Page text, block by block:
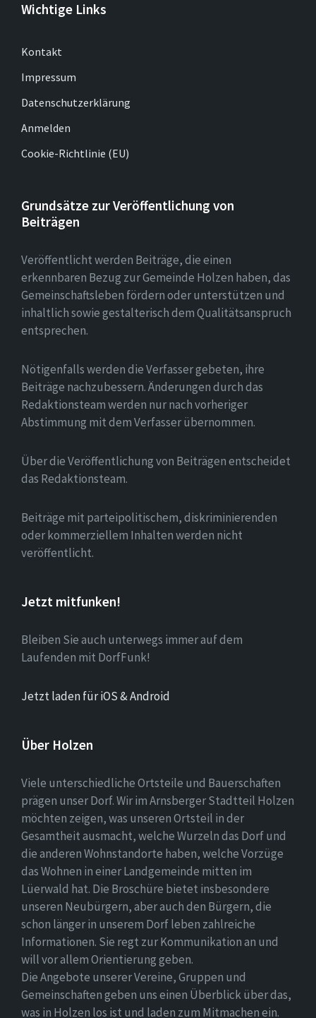
Wichtige Links
Kontakt
Impressum
Datenschutzerklärung
Anmelden
Cookie-Richtlinie (EU)
Grundsätze zur Veröffentlichung von
Beiträgen
Veröffentlicht werden Beiträge, die einen
erkennbaren Bezug zur Gemeinde Holzen haben, das
Gemeinschaftsleben fördern oder unterstützen und
inhaltlich sowie gestalterisch dem Qualitätsanspruch
entsprechen.
Nötigenfalls werden die Verfasser gebeten, ihre
Beiträge nachzubessern. Änderungen durch das
Redaktionsteam werden nur nach vorheriger
Abstimmung mit dem Verfasser übernommen.
Über die Veröffentlichung von Beiträgen entscheidet
das Redaktionsteam.
Beiträge mit parteipolitischem, diskriminierenden
oder kommerziellem Inhalten werden nicht
veröffentlicht.
Jetzt mitfunken!
Bleiben Sie auch unterwegs immer auf dem
Laufenden mit DorfFunk!
Jetzt laden für iOS & Android
Über Holzen
Viele unterschiedliche Ortsteile und Bauerschaften
prägen unser Dorf. Wir im Arnsberger Stadtteil Holzen
möchten zeigen, was unseren Ortsteil in der
Gesamtheit ausmacht, welche Wurzeln das Dorf und
die anderen Wohnstandorte haben, welche Vorzüge
das Wohnen in einer Landgemeinde mitten im
Lüerwald hat. Die Broschüre bietet insbesondere
unseren Neubürgern, aber auch den Bürgern, die
schon länger in unserem Dorf leben zahlreiche
Informationen. Sie regt zur Kommunikation an und
will vor allem Orientierung geben.
Die Angebote unserer Vereine, Gruppen und
Gemeinschaften geben uns einen Überblick über das,
was in Holzen los ist und laden zum Mitmachen ein.